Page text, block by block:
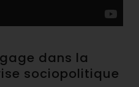
dans la
sociopolitique